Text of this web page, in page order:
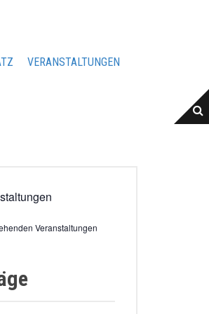
VERANSTALTUNGEN
Veranstaltungen